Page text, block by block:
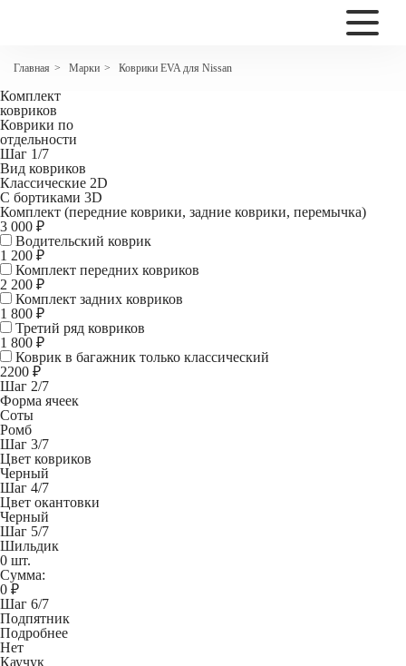
Главная > Марки > Коврики EVA для Nissan
Коврики EVA для Nissan Skyline V36 12 поколение
Комплект
ковриков
Коврики по
отдельности
Шаг 1/7
Вид ковриков
Классические 2D
С бортиками 3D
Комплект (передние коврики, задние коврики, перемычка)
3 000 ₽
Водительский коврик
1 200 ₽
Комплект передних ковриков
2 200 ₽
Комплект задних ковриков
1 800 ₽
Третий ряд ковриков
1 800 ₽
Коврик в багажник только классический
2200 ₽
Шаг 2/7
Форма ячеек
Соты
Ромб
Шаг 3/7
Цвет ковриков
Черный
Шаг 4/7
Цвет окантовки
Черный
Шаг 5/7
Шильдик
0 шт.
Сумма:
0 ₽
Шаг 6/7
Подпятник
Подробнее
Нет
Каучук